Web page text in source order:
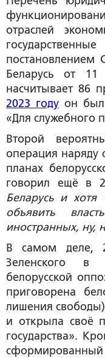
отраслей
постановлением
Беларусь от
насчитывает 86
2023 году он
«Для служебного
Второй
операция наряду
планах
говорил ещё в
Беларусь и хотя
объявить
иностранных, ну,
В самом деле,
Зеленского в
белорусской
приговорена
лишения
и открыла своё
государства».